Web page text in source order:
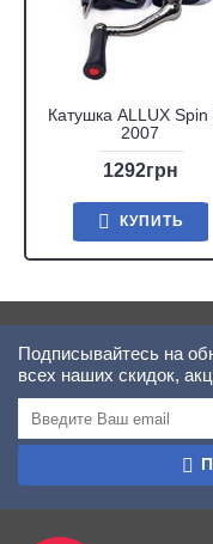
Катушка ALLUX Spin
2007
1292грн
КУПИТЬ
Подписывайтесь на
всех наших скидок,